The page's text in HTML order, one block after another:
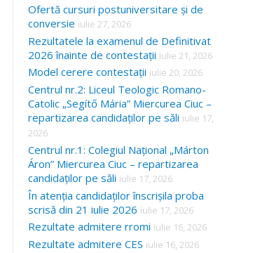
Ofertă cursuri postuniversitare și de
conversie iulie 27, 2026
Rezultatele la examenul de Definitivat
2026 înainte de contestații iulie 21, 2026
Model cerere contestații iulie 20, 2026
Centrul nr.2: Liceul Teologic Romano-
Catolic „Segítő Mária” Miercurea Ciuc –
repartizarea candidaților pe săli iulie 17,
2026
Centrul nr.1: Colegiul Național „Márton
Áron” Miercurea Ciuc – repartizarea
candidaților pe săli iulie 17, 2026
În atenția candidaților înscrișila proba
scrisă din 21 iulie 2026 iulie 17, 2026
Rezultate admitere rromi iulie 16, 2026
Rezultate admitere CES iulie 16, 2026